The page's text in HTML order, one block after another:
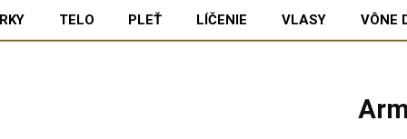
TELO PLEŤ LÍČENIE VLASY VÔNE